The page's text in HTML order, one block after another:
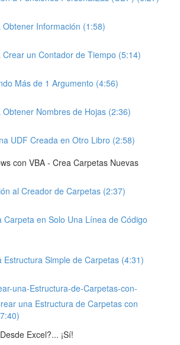
Obtener Información (1:58)
Crear un Contador de Tiempo (5:14)
Más de 1 Argumento (4:56)
Obtener Nombres de Hojas (2:36)
UDF Creada en Otro Libro (2:58)
con VBA - Crea Carpetas Nuevas
al Creador de Carpetas (2:37)
Carpeta en Solo Una Línea de Código
Estructura Simple de Carpetas (4:31)
una-Estructura-de-Carpetas-con-
una Estructura de Carpetas con
Excel?... ¡Sí!